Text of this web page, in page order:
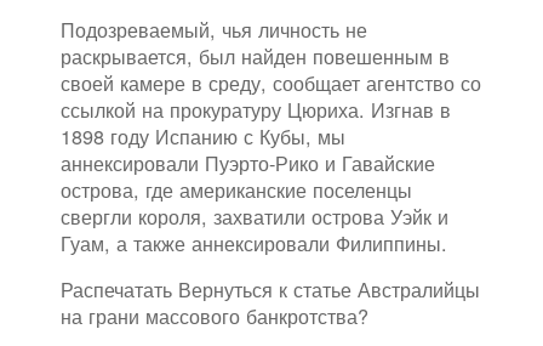
Подозреваемый, чья личность не
раскрывается, был найден повешенным в
своей камере в среду, сообщает агентство со
ссылкой на прокуратуру Цюриха. Изгнав в
1898 году Испанию с Кубы, мы
аннексировали Пуэрто-Рико и Гавайские
острова, где американские поселенцы
свергли короля, захватили острова Уэйк и
Гуам, а также аннексировали Филиппины.
Распечатать Вернуться к статье Австралийцы
на грани массового банкротства?